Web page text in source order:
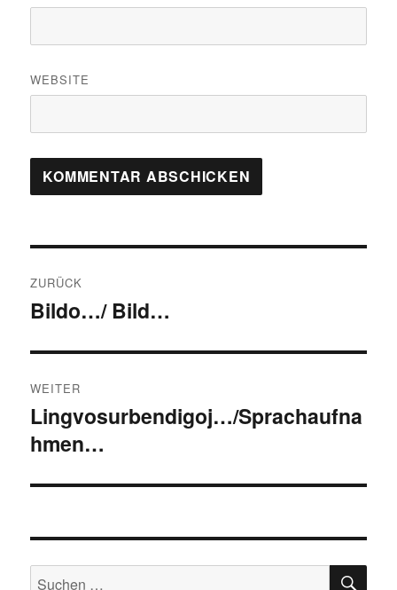
WEBSITE
ZURÜCK
Vorheriger
Bildo…/ Bild…
WEITER
Nächster
Beitrag:
Lingvosurbendigoj…/Sprachaufna
hmen…
Suchen